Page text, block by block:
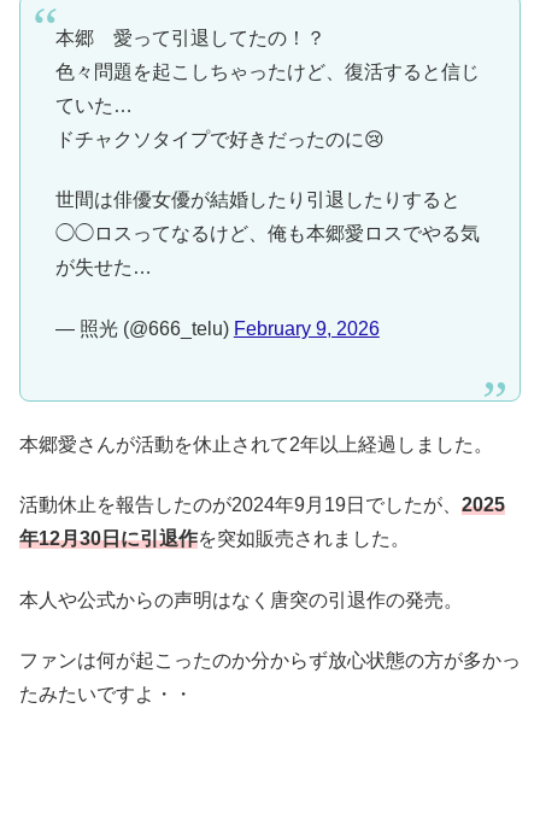
本郷 愛って引退してたの！？
色々問題を起こしちゃったけど、復活すると信じ
ていた…
ドチャクソタイプで好きだったのに😢
世間は俳優女優が結婚したり引退したりすると
◯◯ロスってなるけど、俺も本郷愛ロスでやる気
が失せた…
— 照光 (@666_telu) February 9, 2026
本郷愛さんが活動を休止されて2年以上経過しました。
活動休止を報告したのが2024年9月19日でしたが、 2025
年12月30日に引退作を突如販売されました。
本人や公式からの声明はなく唐突の引退作の発売。
ファンは何が起こったのか分からず放心状態の方が多かっ
たみたいですよ・・